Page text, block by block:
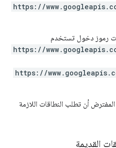
https://
رموز دخول تستخدم
https://
https://
أن تطلب النطاقات اللازمة
القديمة